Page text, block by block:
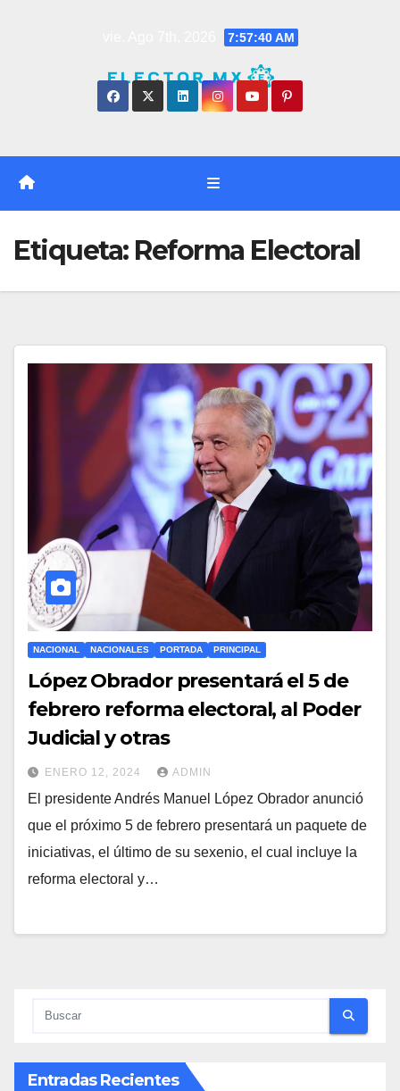
7:57:40 AM
Etiqueta: Reforma Electoral
NACIONAL NACIONALES PORTADA PRINCIPAL
López Obrador presentará el 5 de
febrero reforma electoral, al Poder
Judicial y otras
ENERO 12, 2024 ADMIN
El presidente Andrés Manuel López Obrador anunció
que el próximo 5 de febrero presentará un paquete de
iniciativas, el último de su sexenio, el cual incluye la
reforma electoral y…
Entradas Recientes